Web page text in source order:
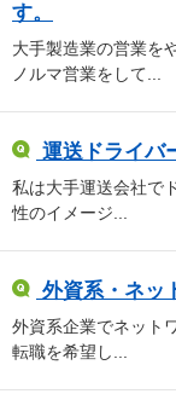
す。
大手製造業の営業を
ノルマ営業をして...
運送ドライバ
私は大手運送会社で
性のイメージ...
外資系・ネッ
外資系企業でネット
転職を希望し...